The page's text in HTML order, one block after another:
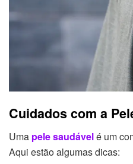
Cuidados com a
Uma pele saudávelé um
Aqui estão algumas dicas: